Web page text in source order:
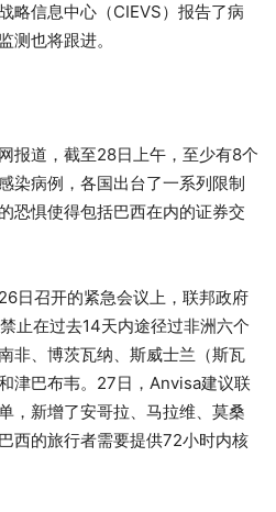
略信息中心（CIEVS）报告了病
测也将跟进。
报道，截至28日上午，至少有8个
染病例，各国出台了一系列限制
恐惧使得包括巴西在内的证券交
日召开的紧急会议上，联邦政府
止在过去14天内途径过非洲六个
非、博茨瓦纳、斯威士兰（斯瓦
津巴布韦。27日，Anvisa建议联
，新增了安哥拉、马拉维、莫桑
西的旅行者需要提供72小时内核